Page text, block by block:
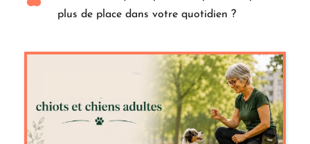
plus de place dans votre quotidien ?